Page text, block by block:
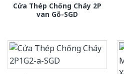
Cửa Thép Chống Cháy 2P
van Gỗ-SGD